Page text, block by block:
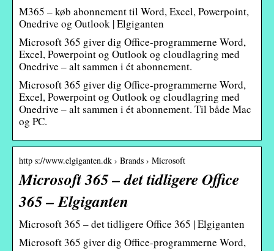
M365 – køb abonnement til Word, Excel, Powerpoint,
Onedrive og Outlook | Elgiganten
Microsoft 365 giver dig Office-programmerne Word,
Excel, Powerpoint og Outlook og cloudlagring med
Onedrive – alt sammen i ét abonnement.
Microsoft 365 giver dig Office-programmerne Word,
Excel, Powerpoint og Outlook og cloudlagring med
Onedrive – alt sammen i ét abonnement. Til både Mac
og PC.
http s://www.elgiganten.dk › Brands › Microsoft
Microsoft 365 – det tidligere Office
365 – Elgiganten
Microsoft 365 – det tidligere Office 365 | Elgiganten
Microsoft 365 giver dig Office-programmerne Word,